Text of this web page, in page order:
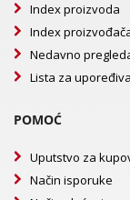
Index proizvoda
Index
Nedavno
Lista za
POMOĆ
Uputstvo za
Način isporuke